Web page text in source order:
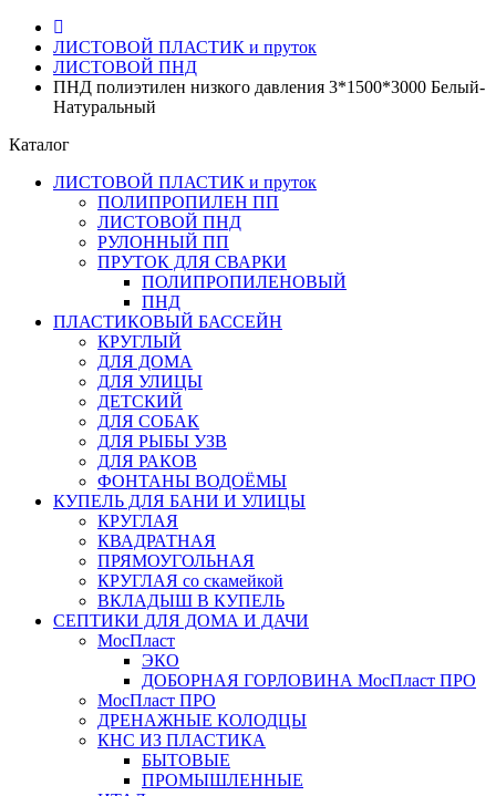
ЛИСТОВОЙ ПЛАСТИК и пруток
ЛИСТОВОЙ ПНД
ПНД полиэтилен низкого давления 3*1500*3000 Белый-
Натуральный
Каталог
ЛИСТОВОЙ ПЛАСТИК и пруток
ПОЛИПРОПИЛЕН ПП
ЛИСТОВОЙ ПНД
РУЛОННЫЙ ПП
ПРУТОК ДЛЯ СВАРКИ
ПОЛИПРОПИЛЕНОВЫЙ
ПНД
ПЛАСТИКОВЫЙ БАССЕЙН
КРУГЛЫЙ
ДЛЯ ДОМА
ДЛЯ УЛИЦЫ
ДЕТСКИЙ
ДЛЯ СОБАК
ДЛЯ РЫБЫ УЗВ
ДЛЯ РАКОВ
ФОНТАНЫ ВОДОЁМЫ
КУПЕЛЬ ДЛЯ БАНИ И УЛИЦЫ
КРУГЛАЯ
КВАДРАТНАЯ
ПРЯМОУГОЛЬНАЯ
КРУГЛАЯ со скамейкой
ВКЛАДЫШ В КУПЕЛЬ
СЕПТИКИ ДЛЯ ДОМА И ДАЧИ
МосПласт
ЭКО
ДОБОРНАЯ ГОРЛОВИНА МосПласт ПРО
МосПласт ПРО
ДРЕНАЖНЫЕ КОЛОДЦЫ
КНС ИЗ ПЛАСТИКА
БЫТОВЫЕ
ПРОМЫШЛЕННЫЕ